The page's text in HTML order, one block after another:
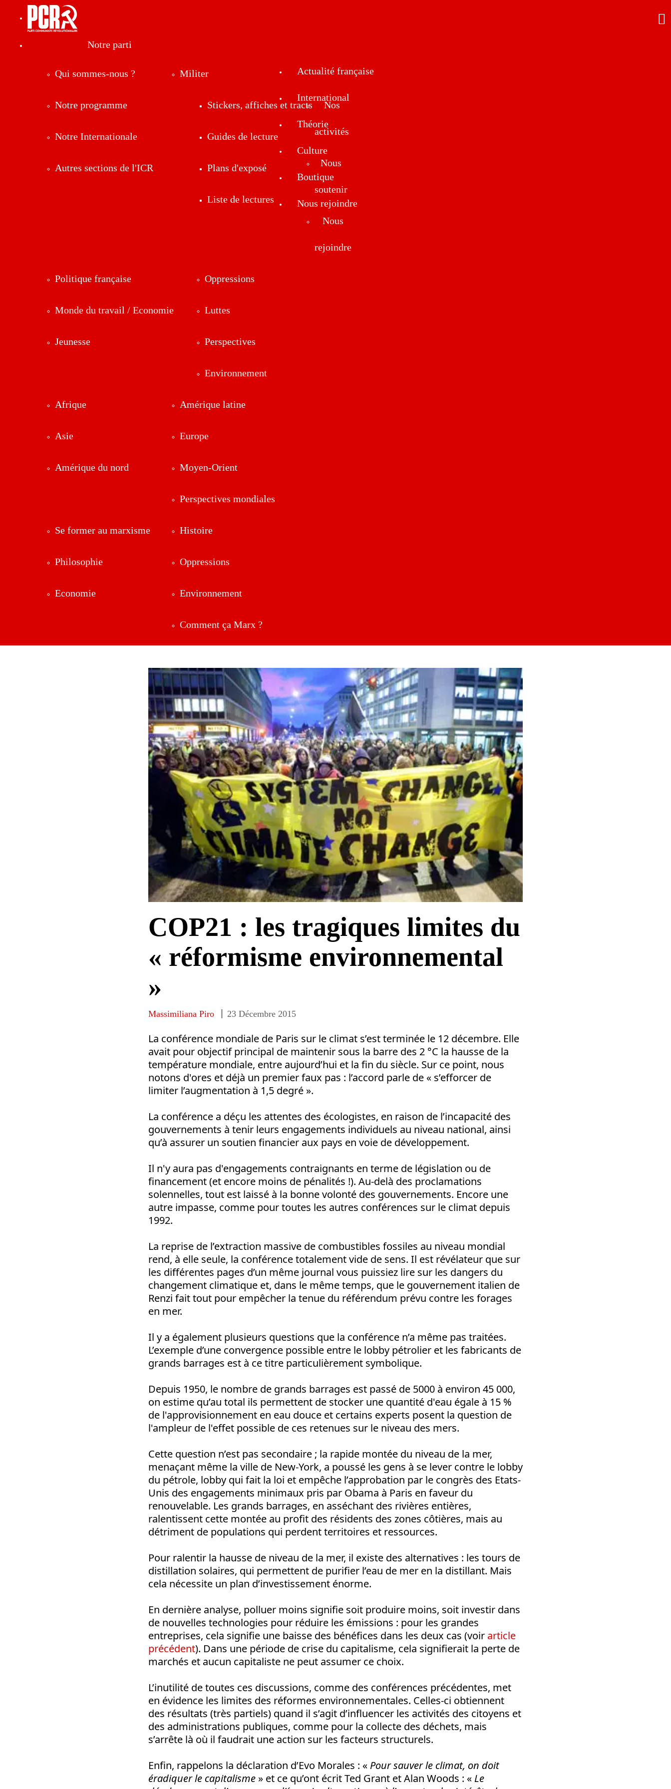
Notre parti
Qui sommes-nous ?
Notre programme
Notre Internationale
Autres sections de l'ICR
Militer
Stickers, affiches et tracts
Guides de lecture
Plans d'exposé
Liste de lectures
Nos
activités
Nous
soutenir
Nous
rejoindre
Actualité française
Politique française
Monde du travail / Economie
Jeunesse
Oppressions
Luttes
Perspectives
Environnement
International
Afrique
Asie
Amérique du nord
Amérique latine
Europe
Moyen-Orient
Perspectives mondiales
Théorie
Se former au marxisme
Philosophie
Economie
Histoire
Oppressions
Environnement
Comment ça Marx ?
Culture
Boutique
Nous rejoindre
COP21 : les tragiques limites du
« réformisme environnemental
»
Massimiliana Piro 23 Décembre 2015
La conférence mondiale de Paris sur le climat s’est terminée le 12 décembre. Elle
avait pour objectif principal de maintenir sous la barre des 2 °C la hausse de la
température mondiale, entre aujourd’hui et la fin du siècle. Sur ce point, nous
notons d'ores et déjà un premier faux pas : l’accord parle de « s’efforcer de
limiter l’augmentation à 1,5 degré ».
La conférence a déçu les attentes des écologistes, en raison de l’incapacité des
gouvernements à tenir leurs engagements individuels au niveau national, ainsi
qu’à assurer un soutien financier aux pays en voie de développement.
Il n'y aura pas d'engagements contraignants en terme de législation ou de
financement (et encore moins de pénalités !). Au-delà des proclamations
solennelles, tout est laissé à la bonne volonté des gouvernements. Encore une
autre impasse, comme pour toutes les autres conférences sur le climat depuis
1992.
La reprise de l’extraction massive de combustibles fossiles au niveau mondial
rend, à elle seule, la conférence totalement vide de sens. Il est révélateur que sur
les différentes pages d’un même journal vous puissiez lire sur les dangers du
changement climatique et, dans le même temps, que le gouvernement italien de
Renzi fait tout pour empêcher la tenue du référendum prévu contre les forages
en mer.
Il y a également plusieurs questions que la conférence n’a même pas traitées.
L’exemple d’une convergence possible entre le lobby pétrolier et les fabricants de
grands barrages est à ce titre particulièrement symbolique.
Depuis 1950, le nombre de grands barrages est passé de 5000 à environ 45 000,
on estime qu’au total ils permettent de stocker une quantité d'eau égale à 15 %
de l'approvisionnement en eau douce et certains experts posent la question de
l'ampleur de l'effet possible de ces retenues sur le niveau des mers.
Cette question n’est pas secondaire ; la rapide montée du niveau de la mer,
menaçant même la ville de New-York, a poussé les gens à se lever contre le lobby
du pétrole, lobby qui fait la loi et empêche l’approbation par le congrès des Etats-
Unis des engagements minimaux pris par Obama à Paris en faveur du
renouvelable. Les grands barrages, en asséchant des rivières entières,
ralentissent cette montée au profit des résidents des zones côtières, mais au
détriment de populations qui perdent territoires et ressources.
Pour ralentir la hausse de niveau de la mer, il existe des alternatives : les tours de
distillation solaires, qui permettent de purifier l’eau de mer en la distillant. Mais
cela nécessite un plan d’investissement énorme.
En dernière analyse, polluer moins signifie soit produire moins, soit investir dans
de nouvelles technologies pour réduire les émissions : pour les grandes
entreprises, cela signifie une baisse des bénéfices dans les deux cas (voir article
précédent). Dans une période de crise du capitalisme, cela signifierait la perte de
marchés et aucun capitaliste ne peut assumer ce choix.
L’inutilité de toutes ces discussions, comme des conférences précédentes, met
en évidence les limites des réformes environnementales. Celles-ci obtiennent
des résultats (très partiels) quand il s’agit d’influencer les activités des citoyens et
des administrations publiques, comme pour la collecte des déchets, mais
s’arrête là où il faudrait une action sur les facteurs structurels.
Enfin, rappelons la déclaration d’Evo Morales : « Pour sauver le climat, on doit
éradiquer le capitalisme » et ce qu’ont écrit Ted Grant et Alan Woods : « Le